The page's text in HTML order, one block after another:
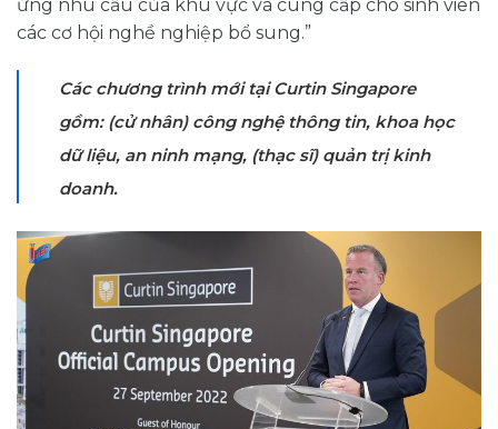
ứng nhu cầu của khu vực và cung cấp cho sinh viên
các cơ hội nghề nghiệp bổ sung.”
Các chương trình mới tại Curtin Singapore
gồm: (cử nhân) công nghệ thông tin, khoa học
dữ liệu, an ninh mạng, (thạc sĩ) quản trị kinh
doanh.